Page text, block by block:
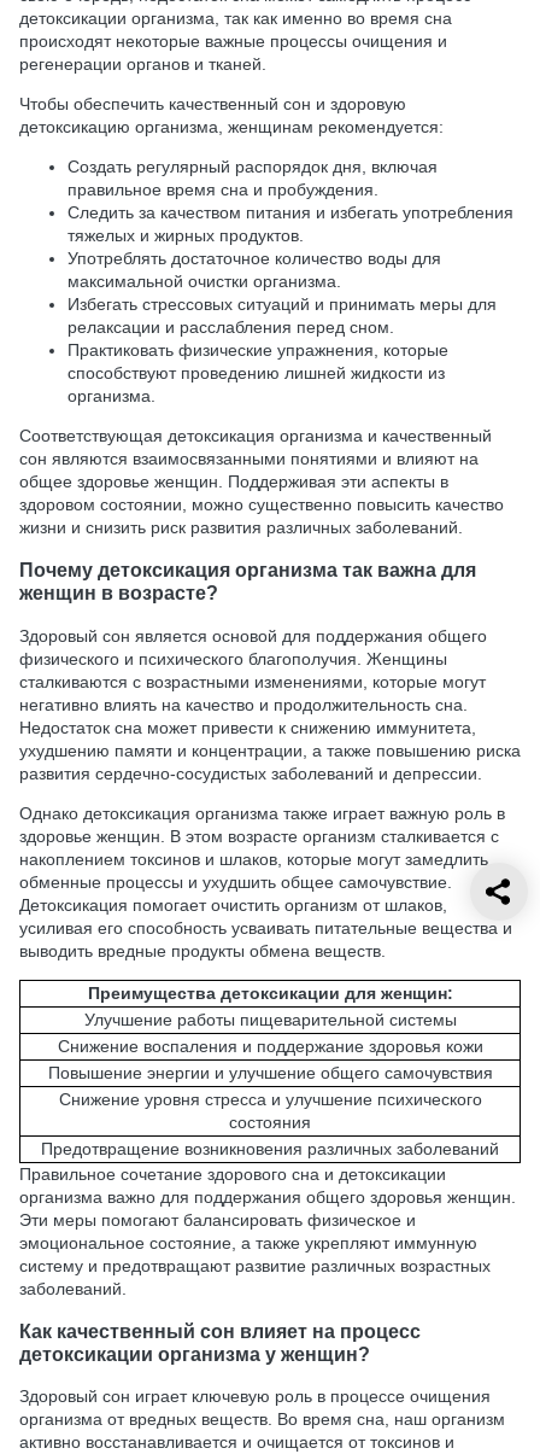
детоксикации организма, так как именно во время сна
происходят некоторые важные процессы очищения и
регенерации органов и тканей.
Чтобы обеспечить качественный сон и здоровую
детоксикацию организма, женщинам рекомендуется:
Создать регулярный распорядок дня, включая
правильное время сна и пробуждения.
Следить за качеством питания и избегать употребления
тяжелых и жирных продуктов.
Употреблять достаточное количество воды для
максимальной очистки организма.
Избегать стрессовых ситуаций и принимать меры для
релаксации и расслабления перед сном.
Практиковать физические упражнения, которые
способствуют проведению лишней жидкости из
организма.
Соответствующая детоксикация организма и качественный
сон являются взаимосвязанными понятиями и влияют на
общее здоровье женщин. Поддерживая эти аспекты в
здоровом состоянии, можно существенно повысить качество
жизни и снизить риск развития различных заболеваний.
Почему детоксикация организма так важна для
женщин в возрасте?
Здоровый сон является основой для поддержания общего
физического и психического благополучия. Женщины
сталкиваются с возрастными изменениями, которые могут
негативно влиять на качество и продолжительность сна.
Недостаток сна может привести к снижению иммунитета,
ухудшению памяти и концентрации, а также повышению риска
развития сердечно-сосудистых заболеваний и депрессии.
Однако детоксикация организма также играет важную роль в
здоровье женщин. В этом возрасте организм сталкивается с
накоплением токсинов и шлаков, которые могут замедлить
обменные процессы и ухудшить общее самочувствие.
Детоксикация помогает очистить организм от шлаков,
усиливая его способность усваивать питательные вещества и
выводить вредные продукты обмена веществ.
Преимущества детоксикации для женщин:
Улучшение работы пищеварительной системы
Снижение воспаления и поддержание здоровья кожи
Повышение энергии и улучшение общего самочувствия
Снижение уровня стресса и улучшение психического
состояния
Предотвращение возникновения различных заболеваний
Правильное сочетание здорового сна и детоксикации
организма важно для поддержания общего здоровья женщин.
Эти меры помогают балансировать физическое и
эмоциональное состояние, а также укрепляют иммунную
систему и предотвращают развитие различных возрастных
заболеваний.
Как качественный сон влияет на процесс
детоксикации организма у женщин?
Здоровый сон играет ключевую роль в процессе очищения
организма от вредных веществ. Во время сна, наш организм
активно восстанавливается и очищается от токсинов и